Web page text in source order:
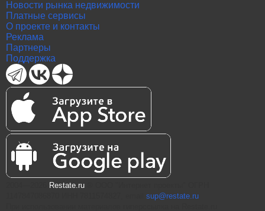
Новости рынка недвижимости
Платные сервисы
О проекте и контакты
Реклама
Партнеры
Поддержка
Restate.ru
sup@restate.ru